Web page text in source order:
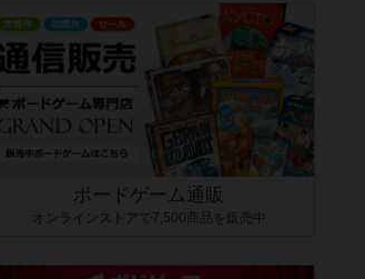
ボードゲーム通販
オンラインストアで7,500商品を販売中